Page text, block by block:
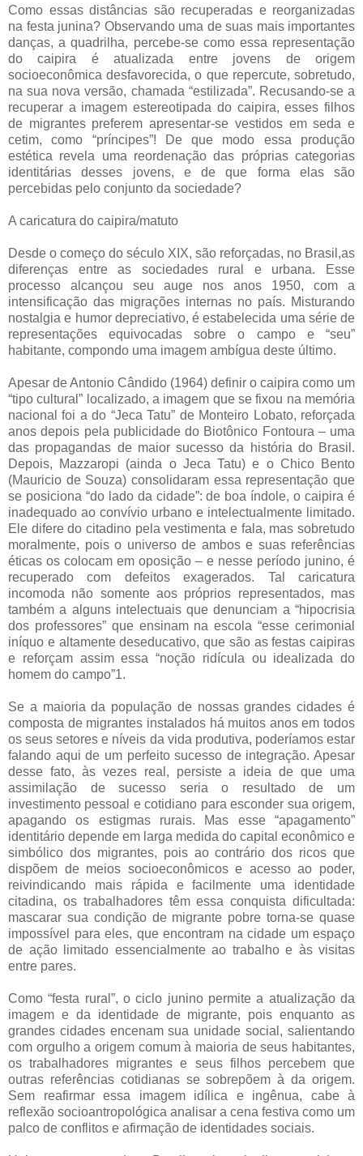
Como essas distâncias são recuperadas e reorganizadas
na festa junina? Observando uma de suas mais importantes
danças, a quadrilha, percebe-se como essa representação
do caipira é atualizada entre jovens de origem
socioeconômica desfavorecida, o que repercute, sobretudo,
na sua nova versão, chamada “estilizada”. Recusando-se a
recuperar a imagem estereotipada do caipira, esses filhos
de migrantes preferem apresentar-se vestidos em seda e
cetim, como “príncipes”! De que modo essa produção
estética revela uma reordenação das próprias categorias
identitárias desses jovens, e de que forma elas são
percebidas pelo conjunto da sociedade?
A caricatura do caipira/matuto
Desde o começo do século XIX, são reforçadas, no Brasil,as
diferenças entre as sociedades rural e urbana. Esse
processo alcançou seu auge nos anos 1950, com a
intensificação das migrações internas no país. Misturando
nostalgia e humor depreciativo, é estabelecida uma série de
representações equivocadas sobre o campo e “seu”
habitante, compondo uma imagem ambígua deste último.
Apesar de Antonio Cândido (1964) definir o caipira como um
“tipo cultural” localizado, a imagem que se fixou na memória
nacional foi a do “Jeca Tatu” de Monteiro Lobato, reforçada
anos depois pela publicidade do Biotônico Fontoura – uma
das propagandas de maior sucesso da história do Brasil.
Depois, Mazzaropi (ainda o Jeca Tatu) e o Chico Bento
(Mauricio de Souza) consolidaram essa representação que
se posiciona “do lado da cidade”: de boa índole, o caipira é
inadequado ao convívio urbano e intelectualmente limitado.
Ele difere do citadino pela vestimenta e fala, mas sobretudo
moralmente, pois o universo de ambos e suas referências
éticas os colocam em oposição – e nesse período junino, é
recuperado com defeitos exagerados. Tal caricatura
incomoda não somente aos próprios representados, mas
também a alguns intelectuais que denunciam a “hipocrisia
dos professores” que ensinam na escola “esse cerimonial
iníquo e altamente deseducativo, que são as festas caipiras
e reforçam assim essa “noção ridícula ou idealizada do
homem do campo”1.
Se a maioria da população de nossas grandes cidades é
composta de migrantes instalados há muitos anos em todos
os seus setores e níveis da vida produtiva, poderíamos estar
falando aqui de um perfeito sucesso de integração. Apesar
desse fato, às vezes real, persiste a ideia de que uma
assimilação de sucesso seria o resultado de um
investimento pessoal e cotidiano para esconder sua origem,
apagando os estigmas rurais. Mas esse “apagamento”
identitário depende em larga medida do capital econômico e
simbólico dos migrantes, pois ao contrário dos ricos que
dispõem de meios socioeconômicos e acesso ao poder,
reivindicando mais rápida e facilmente uma identidade
citadina, os trabalhadores têm essa conquista dificultada:
mascarar sua condição de migrante pobre torna-se quase
impossível para eles, que encontram na cidade um espaço
de ação limitado essencialmente ao trabalho e às visitas
entre pares.
Como “festa rural”, o ciclo junino permite a atualização da
imagem e da identidade de migrante, pois enquanto as
grandes cidades encenam sua unidade social, salientando
com orgulho a origem comum à maioria de seus habitantes,
os trabalhadores migrantes e seus filhos percebem que
outras referências cotidianas se sobrepõem à da origem.
Sem reafirmar essa imagem idílica e ingênua, cabe à
reflexão socioantropológica analisar a cena festiva como um
palco de conflitos e afirmação de identidades sociais.